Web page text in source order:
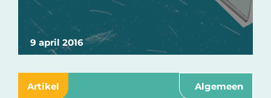
9 april 2016
Artikel Algemeen